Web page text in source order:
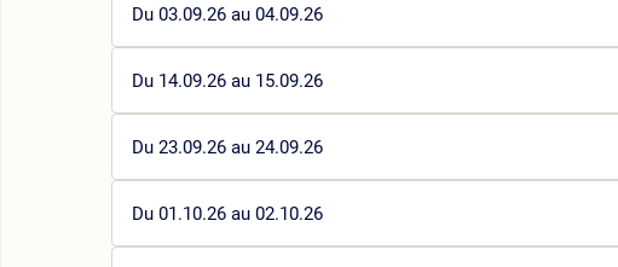
Du 03.09.26 au 04.09.26
Du 14.09.26 au 15.09.26
Du 23.09.26 au 24.09.26
Du 01.10.26 au 02.10.26